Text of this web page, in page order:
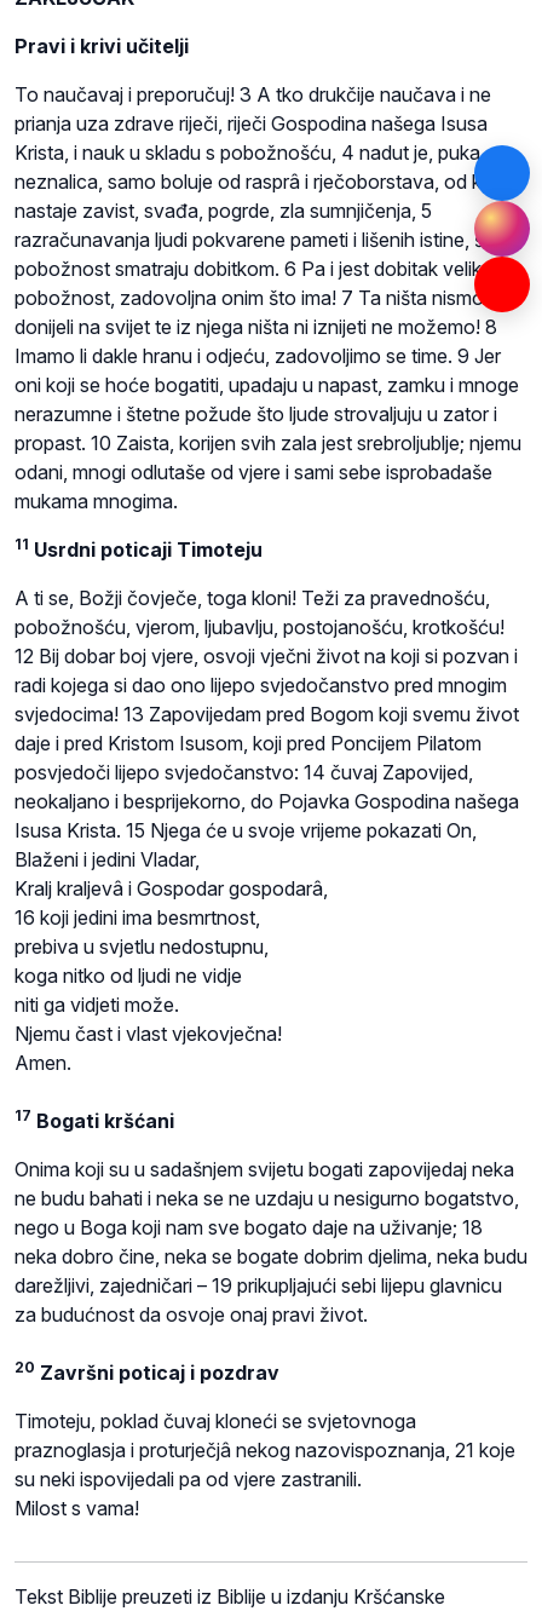
Pravi i krivi učitelji
To naučavaj i preporučuj! 3 A tko drukčije naučava i ne
prianja uza zdrave riječi, riječi Gospodina našega Isusa
Krista, i nauk u skladu s pobožnošću, 4 nadut je, puka
neznalica, samo boluje od rasprâ i rječoborstava, od kojih
nastaje zavist, svađa, pogrde, zla sumnjičenja, 5
razračunavanja ljudi pokvarene pameti i lišenih istine, što
pobožnost smatraju dobitkom. 6 Pa i jest dobitak velik
pobožnost, zadovoljna onim što ima! 7 Ta ništa nismo
donijeli na svijet te iz njega ništa ni iznijeti ne možemo! 8
Imamo li dakle hranu i odjeću, zadovoljimo se time. 9 Jer
oni koji se hoće bogatiti, upadaju u napast, zamku i mnoge
nerazumne i štetne požude što ljude strovaljuju u zator i
propast. 10 Zaista, korijen svih zala jest srebroljublje; njemu
odani, mnogi odlutaše od vjere i sami sebe isprobadaše
mukama mnogima.
11 Usrdni poticaji Timoteju
A ti se, Božji čovječe, toga kloni! Teži za pravednošću,
pobožnošću, vjerom, ljubavlju, postojanošću, krotkošću!
12 Bij dobar boj vjere, osvoji vječni život na koji si pozvan i
radi kojega si dao ono lijepo svjedočanstvo pred mnogim
svjedocima! 13 Zapovijedam pred Bogom koji svemu život
daje i pred Kristom Isusom, koji pred Poncijem Pilatom
posvjedoči lijepo svjedočanstvo: 14 čuvaj Zapovijed,
neokaljano i besprijekorno, do Pojavka Gospodina našega
Isusa Krista. 15 Njega će u svoje vrijeme pokazati On,
Blaženi i jedini Vladar,
Kralj kraljevâ i Gospodar gospodarâ,
16 koji jedini ima besmrtnost,
prebiva u svjetlu nedostupnu,
koga nitko od ljudi ne vidje
niti ga vidjeti može.
Njemu čast i vlast vjekovječna!
Amen.
17 Bogati kršćani
Onima koji su u sadašnjem svijetu bogati zapovijedaj neka
ne budu bahati i neka se ne uzdaju u nesigurno bogatstvo,
nego u Boga koji nam sve bogato daje na uživanje; 18
neka dobro čine, neka se bogate dobrim djelima, neka budu
darežljivi, zajedničari – 19 prikupljajući sebi lijepu glavnicu
za budućnost da osvoje onaj pravi život.
20 Završni poticaj i pozdrav
Timoteju, poklad čuvaj kloneći se svjetovnoga
praznoglasja i proturječjâ nekog nazovispoznanja, 21 koje
su neki ispovijedali pa od vjere zastranili.
Milost s vama!
Tekst Biblije preuzeti iz Biblije u izdanju Kršćanske